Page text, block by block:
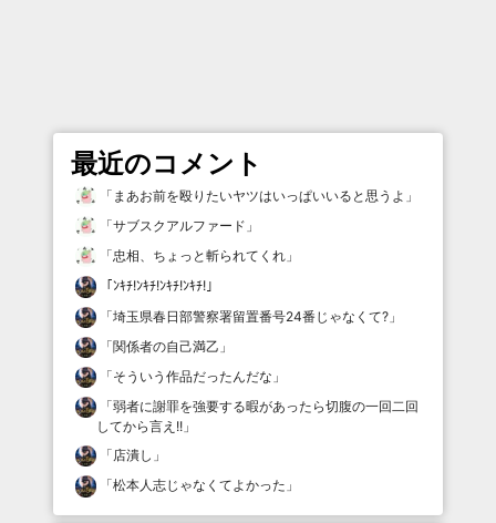
最近のコメント
「 まあお前を殴りたいヤツはいっぱいいると思うよ 」
「サブスクアルファード 」
「忠相、ちょっと斬られてくれ 」
「ﾝｷﾁ!ﾝｷﾁ!ﾝｷﾁ!ﾝｷﾁ! 」
「埼玉県春日部警察署留置番号24番じゃなくて? 」
「関係者の自己満乙 」
「そういう作品だったんだな 」
「弱者に謝罪を強要する暇があったら切腹の一回二回
してから言え!! 」
「店潰し 」
「松本人志じゃなくてよかった 」